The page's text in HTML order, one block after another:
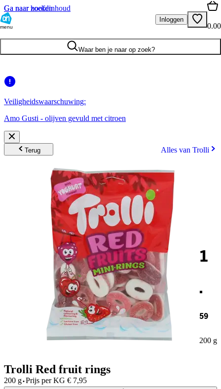
Ga naar hoofdinhoud
Ga naar zoeken
menu
Inloggen
0.00
Waar ben je naar op zoek?
Veiligheidswaarschuwing:
Amo Gusti - olijven gevuld met citroen
Terug Alles van Trolli
1
.
59
200 g
Trolli Red fruit rings
200 g·Prijs per KG € 7,95